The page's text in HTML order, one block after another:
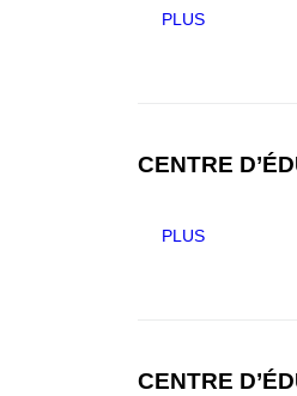
PLUS
CENTRE
PLUS
CENTRE